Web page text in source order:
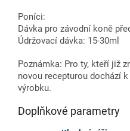
Poníci:
Dávka pro závodní koně
Údržovací dávka: 15-30ml
Poznámka: Pro ty, kteří již
novou recepturou dochází
výrobku.
Doplňkové parametry